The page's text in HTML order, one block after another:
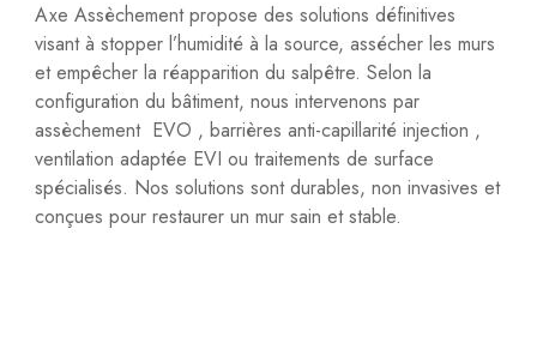
Axe Assèchement propose des solutions définitives
visant à stopper l’humidité à la source, assécher les murs
et empêcher la réapparition du salpêtre. Selon la
configuration du bâtiment, nous intervenons par
assèchement EVO , barrières anti-capillarité injection ,
ventilation adaptée EVI ou traitements de surface
spécialisés. Nos solutions sont durables, non invasives et
conçues pour restaurer un mur sain et stable.